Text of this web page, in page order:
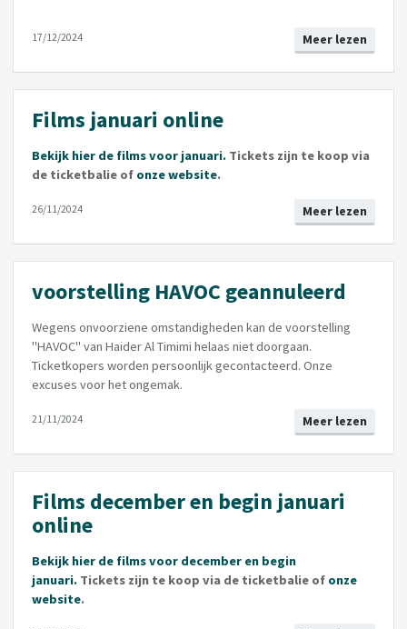
Meer lezen
17/12/2024
Films januari online
Bekijk hier de films voor januari. Tickets zijn te koop via
de ticketbalie of onze website.
Meer lezen
26/11/2024
voorstelling HAVOC geannuleerd
Wegens onvoorziene omstandigheden kan de voorstelling
"HAVOC" van Haider Al Timimi helaas niet doorgaan.
Ticketkopers worden persoonlijk gecontacteerd. Onze
excuses voor het ongemak.
Meer lezen
21/11/2024
Films december en begin januari
online
Bekijk hier de films voor december en begin
januari. Tickets zijn te koop via de ticketbalie of onze
website.